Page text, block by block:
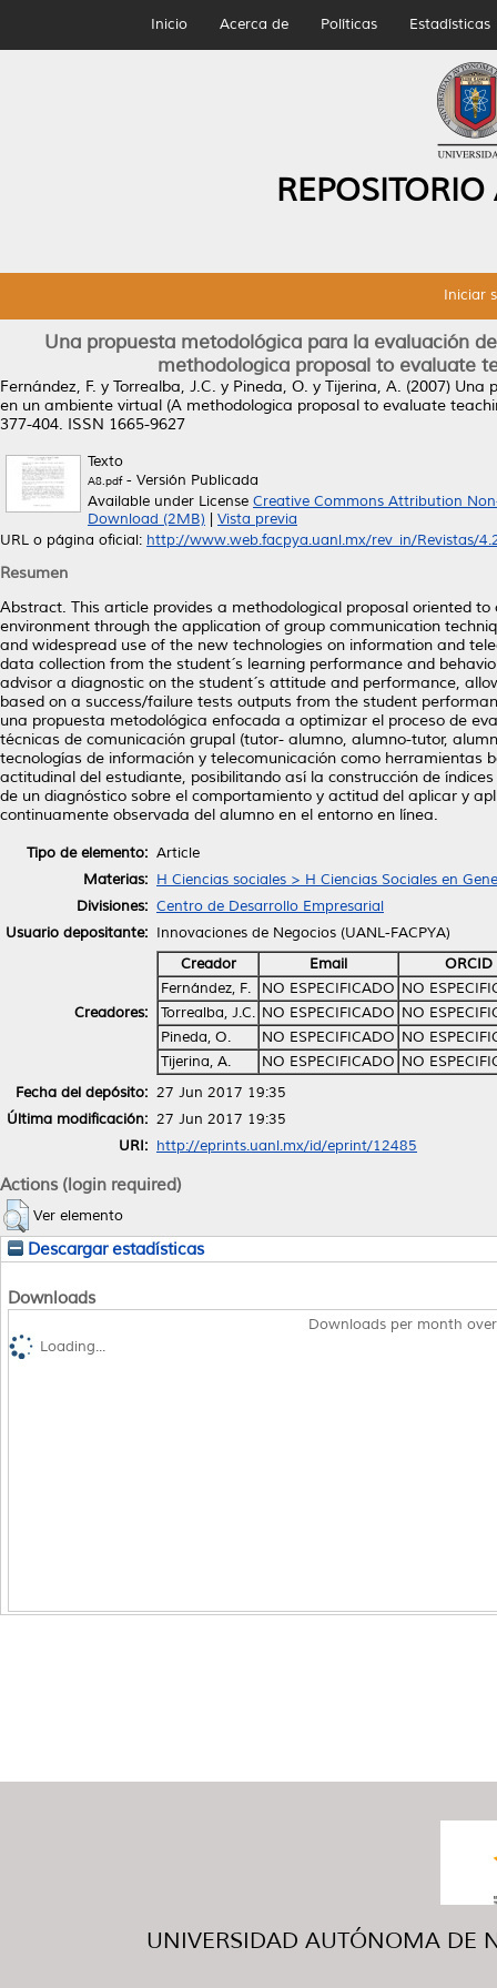
Inicio Acerca de Políticas Estadísticas
Iniciar
Una propuesta metodológica para la evaluación
methodologica proposal to evaluate
Fernández, F. y Torrealba, J.C. y Pineda, O. y Tijerina, A. (2007) Una
en un ambiente virtual (A methodologica proposal to evaluate
377-404. ISSN 1665-9627
Texto
A8.pdf- Versión Publicada
Available under License Creative Commons Attribution
Download (2MB)
Vista previa
URL o página oficial: http://www.web.facpya.uanl.mx/rev_in/Revistas/
Resumen
Abstract. This article provides a methodological proposal oriented
environment through the application of group communication
and widespread use of the new technologies on information and
data collection from the student´s learning performance and
advisor a diagnostic on the student´s attitude and performance,
based on a success/failure tests outputs from the student
una propuesta metodológica enfocada a optimizar el proceso de
técnicas de comunicación grupal (tutor- alumno, alumno-tutor,
tecnologías de información y telecomunicación como herramientas
actitudinal del estudiante, posibilitando así la construcción de
de un diagnóstico sobre el comportamiento y actitud del aplicar y
continuamente observada del alumno en el entorno en línea.
Tipo de elemento: Article
Materias: H Ciencias sociales > H Ciencias Sociales en
Divisiones: Centro de Desarrollo Empresarial
Usuario depositante: Innovaciones de Negocios (UANL-FACPYA)
Creadores:
Creador Email
ORCID
Fernández, F.
NO ESPECIFICADO NO
Torrealba, J.C. NO ESPECIFICADO NO
Pineda, O.
NO ESPECIFICADO NO
Tijerina, A.
NO ESPECIFICADO NO
Fecha del depósito: 27 Jun 2017 19:35
Última modificación: 27 Jun 2017 19:35
URI: http://eprints.uanl.mx/id/eprint/12485
Actions (login required)
Ver elemento
Descargar estadísticas
Downloads
Downloads per month
Loading...
UNIVERSIDAD AUTÓNOMA DE